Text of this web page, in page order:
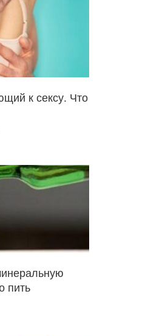
к сексу. Что
пить